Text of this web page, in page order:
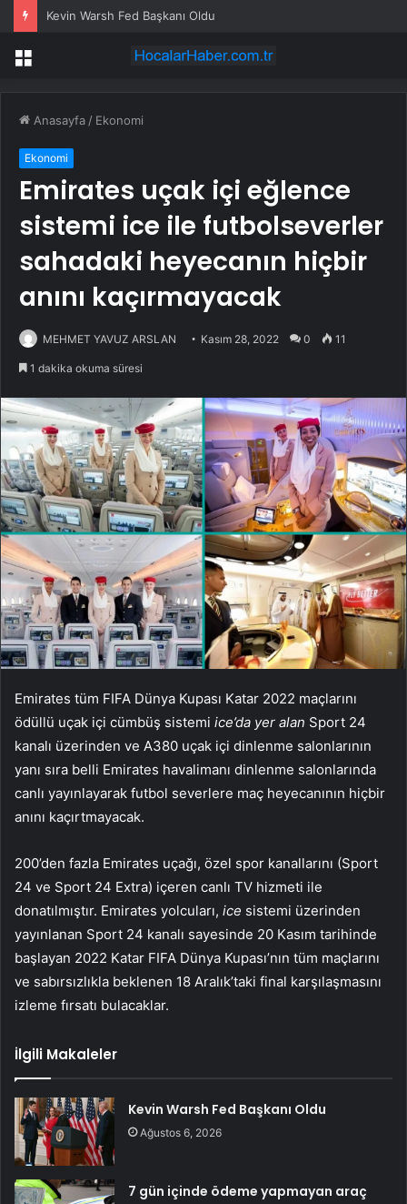
Kevin Warsh Fed Başkanı Oldu
Menü
Anasayfa / Ekonomi
Ekonomi
Emirates uçak içi eğlence
sistemi ice ile futbolseverler
sahadaki heyecanın hiçbir
anını kaçırmayacak
MEHMET YAVUZ ARSLAN Kasım 28, 2022 0 11
1 dakika okuma süresi
Emirates tüm FIFA Dünya Kupası Katar 2022 maçlarını
ödüllü uçak içi cümbüş sistemi ice’da yer alan Sport 24
kanalı üzerinden ve A380 uçak içi dinlenme salonlarının
yanı sıra belli Emirates havalimanı dinlenme salonlarında
canlı yayınlayarak futbol severlere maç heyecanının hiçbir
anını kaçırtmayacak.
200’den fazla Emirates uçağı, özel spor kanallarını (Sport
24 ve Sport 24 Extra) içeren canlı TV hizmeti ile
donatılmıştır. Emirates yolcuları, ice sistemi üzerinden
yayınlanan Sport 24 kanalı sayesinde 20 Kasım tarihinde
başlayan 2022 Katar FIFA Dünya Kupası’nın tüm maçlarını
ve sabırsızlıkla beklenen 18 Aralık’taki final karşılaşmasını
izleme fırsatı bulacaklar.
İlgili Makaleler
Kevin Warsh Fed Başkanı Oldu
Ağustos 6, 2026
7 gün içinde ödeme yapmayan araç